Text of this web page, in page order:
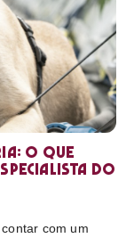
o que
do
com um